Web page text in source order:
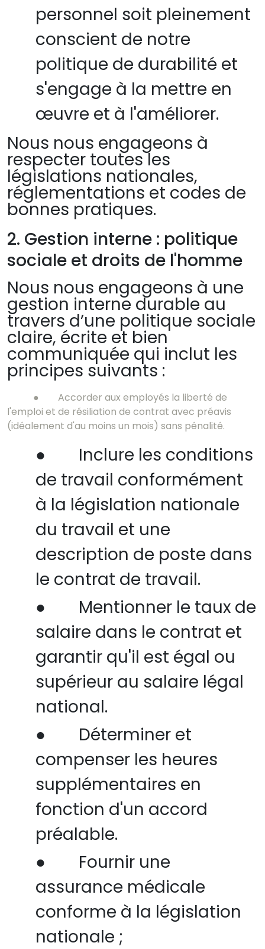
personnel soit pleinement
conscient de notre
politique de durabilité et
s'engage à la mettre en
œuvre et à l'améliorer.
Nous nous engageons à
respecter toutes les
législations nationales,
réglementations et codes de
bonnes pratiques.
2. Gestion interne : politique
sociale et droits de l'homme
Nous nous engageons à une
gestion interne durable au
travers d’une politique sociale
claire, écrite et bien
communiquée qui inclut les
principes suivants :
●
Accorder aux employés la liberté de
l'emploi et de résiliation de contrat avec préavis
(idéalement d'au moins un mois) sans pénalité.
●
Inclure les conditions
de travail conformément
à la législation nationale
du travail et une
description de poste dans
le contrat de travail.
●
Mentionner le taux de
salaire dans le contrat et
garantir qu'il est égal ou
supérieur au salaire légal
national.
●
Déterminer et
compenser les heures
supplémentaires en
fonction d'un accord
préalable.
●
Fournir une
assurance médicale
conforme à la législation
nationale ;